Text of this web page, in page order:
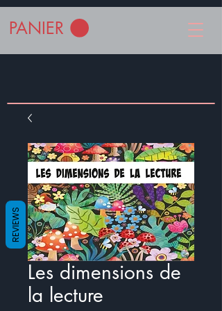
PANIER
Les dimensions de
la lecture
REVIEWS